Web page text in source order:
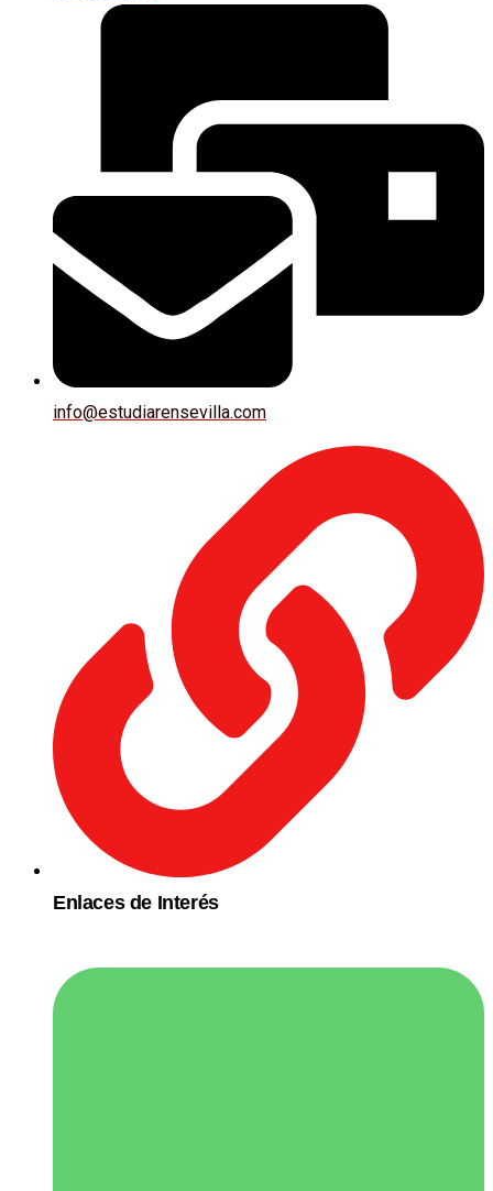
info@estudiarensevilla.com
Enlaces de Interés